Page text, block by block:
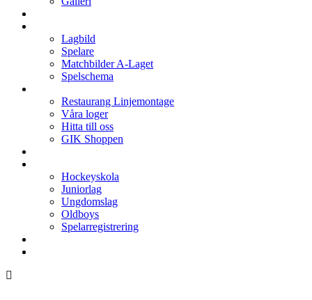
Lagbild
Spelare
Matchbilder A-Laget
Spelschema
Restaurang Linjemontage
Våra loger
Hitta till oss
GIK Shoppen
Hockeyskola
Juniorlag
Ungdomslag
Oldboys
Spelarregistrering